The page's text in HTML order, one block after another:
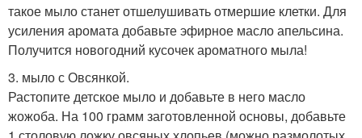
такое мыло станет отшелушивать отмершие клетки. Для
усиления аромата добавьте эфирное масло апельсина.
Получится новогодний кусочек ароматного мыла!
3. мыло с Овсянкой.
Растопите детское мыло и добавьте в него масло
жожоба. На 100 грамм заготовленной основы, добавьте